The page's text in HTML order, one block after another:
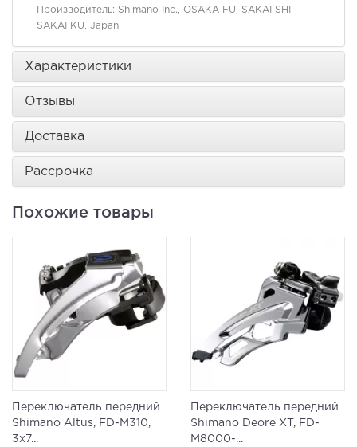
Производитель: Shimano Inc., OSAKA FU, SAKAI SHI
SAKAI KU, Japan
Характеристики
Отзывы
Доставка
Рассрочка
Похожие товары
Переключатель передний
Shimano Altus, FD-M310,
3x7...
Переключатель передний
Shimano Deore XT, FD-
M8000-...